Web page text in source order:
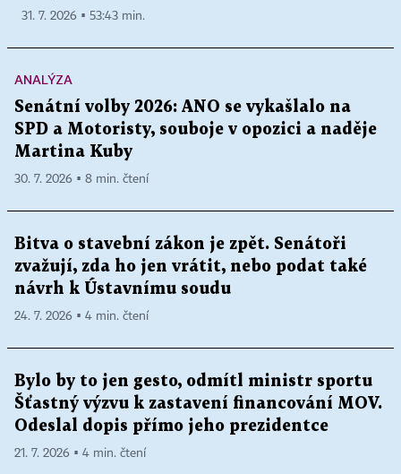
31. 7. 2026 ▪ 53:43 min.
ANALÝZA
Senátní volby 2026: ANO se vykašlalo na
SPD a Motoristy, souboje v opozici a naděje
Martina Kuby
30. 7. 2026 ▪ 8 min. čtení
Bitva o stavební zákon je zpět. Senátoři
zvažují, zda ho jen vrátit, nebo podat také
návrh k Ústavnímu soudu
24. 7. 2026 ▪ 4 min. čtení
Bylo by to jen gesto, odmítl ministr sportu
Šťastný výzvu k zastavení financování MOV.
Odeslal dopis přímo jeho prezidentce
21. 7. 2026 ▪ 4 min. čtení